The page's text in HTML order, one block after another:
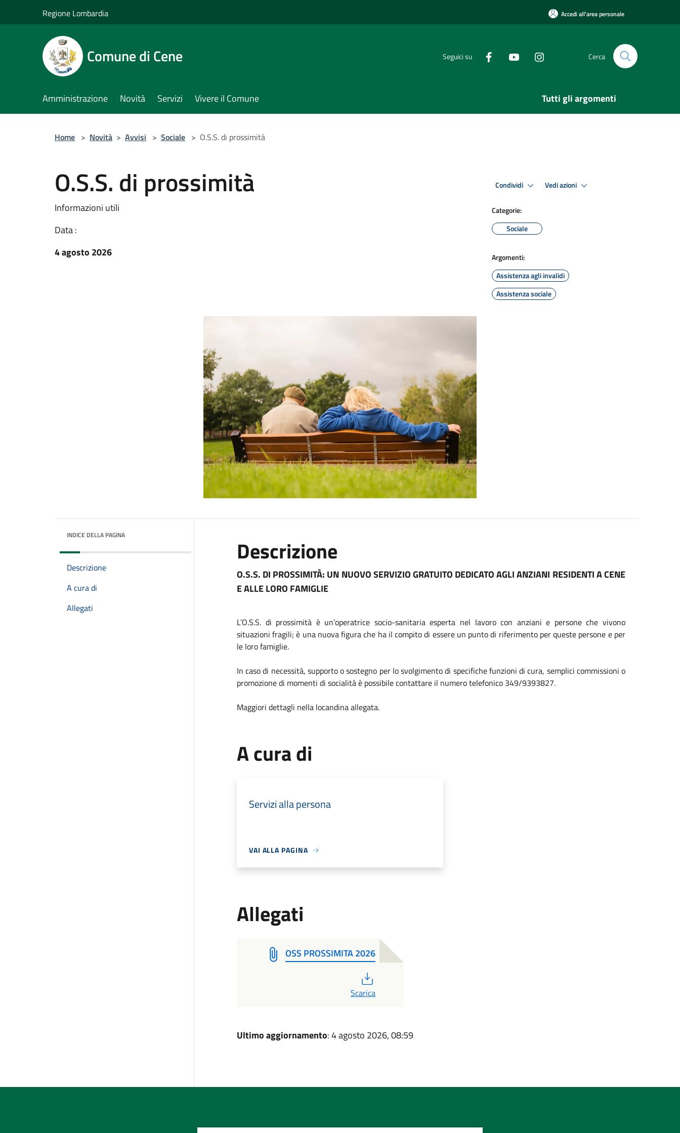
Regione Lombardia Accedi all'area personale
Comune di Cene Seguici su Cerca
Amministrazione Novità Servizi Vivere il Comune Tutti gli argomenti
Home > Novità > Avvisi > Sociale > O.S.S. di prossimità
O.S.S. di prossimità
Informazioni utili
Data :
4 agosto 2026
Condividi Vedi azioni
Categorie:
Sociale
Argomenti:
Assistenza agli invalidi
Assistenza sociale
INDICE DELLA PAGINA
Descrizione
A cura di
Allegati
Descrizione
O.S.S. DI PROSSIMITÀ: UN NUOVO SERVIZIO GRATUITO DEDICATO AGLI ANZIANI RESIDENTI A CENE
E ALLE LORO FAMIGLIE
L’O.S.S. di prossimità è un’operatrice socio-sanitaria esperta nel lavoro con anziani e persone che vivono
situazioni fragili; è una nuova figura che ha il compito di essere un punto di riferimento per queste persone e per
le loro famiglie.
In caso di necessità, supporto o sostegno per lo svolgimento di specifiche funzioni di cura, semplici commissioni o
promozione di momenti di socialità è possibile contattare il numero telefonico 349/9393827.
Maggiori dettagli nella locandina allegata.
A cura di
Servizi alla persona
VAI ALLA PAGINA
Allegati
OSS PROSSIMITA 2026
Scarica
Ultimo aggiornamento: 4 agosto 2026, 08:59